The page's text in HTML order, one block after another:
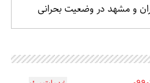
و مشهد در وضعیت بحرانی